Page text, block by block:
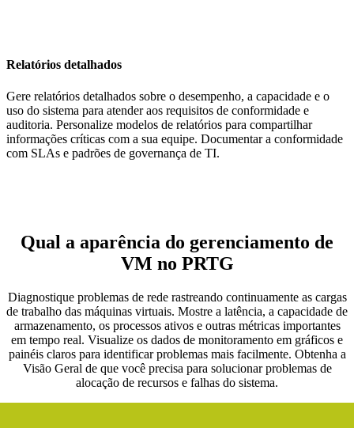
Relatórios detalhados
Gere relatórios detalhados sobre o desempenho, a capacidade e o
uso do sistema para atender aos requisitos de conformidade e
auditoria. Personalize modelos de relatórios para compartilhar
informações críticas com a sua equipe. Documentar a conformidade
com SLAs e padrões de governança de TI.
Qual a aparência do gerenciamento de
VM no PRTG
Diagnostique problemas de rede rastreando continuamente as cargas
de trabalho das máquinas virtuais. Mostre a latência, a capacidade de
armazenamento, os processos ativos e outras métricas importantes
em tempo real. Visualize os dados de monitoramento em gráficos e
painéis claros para identificar problemas mais facilmente. Obtenha a
Visão Geral de que você precisa para solucionar problemas de
alocação de recursos e falhas do sistema.